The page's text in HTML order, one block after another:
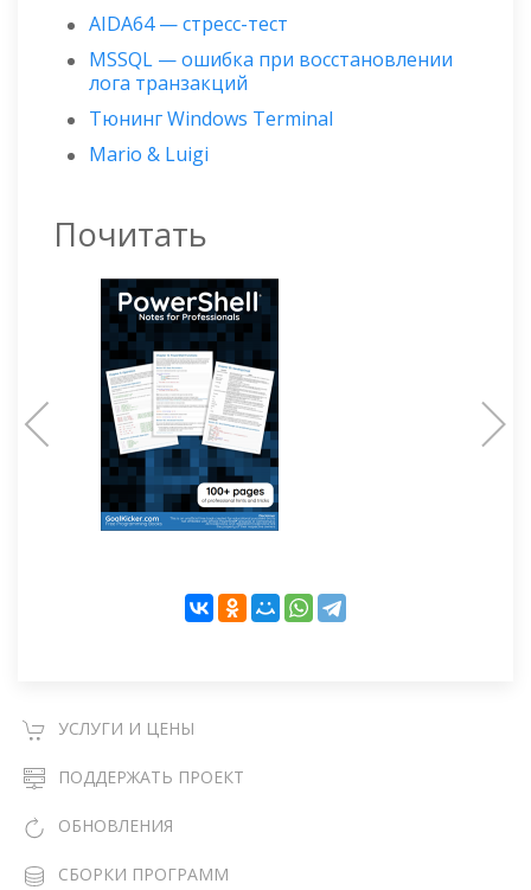
AIDA64 — стресс-тест
MSSQL — ошибка при восстановлении
лога транзакций
Тюнинг Windows Terminal
Mario & Luigi
Почитать
УСЛУГИ И ЦЕНЫ
ПОДДЕРЖАТЬ ПРОЕКТ
ОБНОВЛЕНИЯ
СБОРКИ ПРОГРАММ